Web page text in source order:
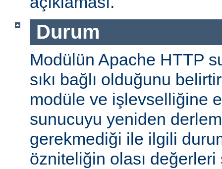
Durum
Modülün Apache HTTP
sıkı bağlı olduğunu
modüle ve işlevselliğine
sunucuyu yeniden
gerekmediği ile ilgili
özniteliğin olası değerleri